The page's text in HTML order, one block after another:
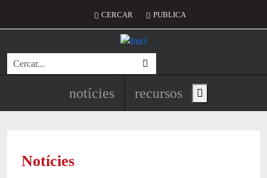
Menú del compte d'usuari
CERCAR PUBLICA
Cerca
Navegació principal de
notícies recursos Show main menu
Notícies